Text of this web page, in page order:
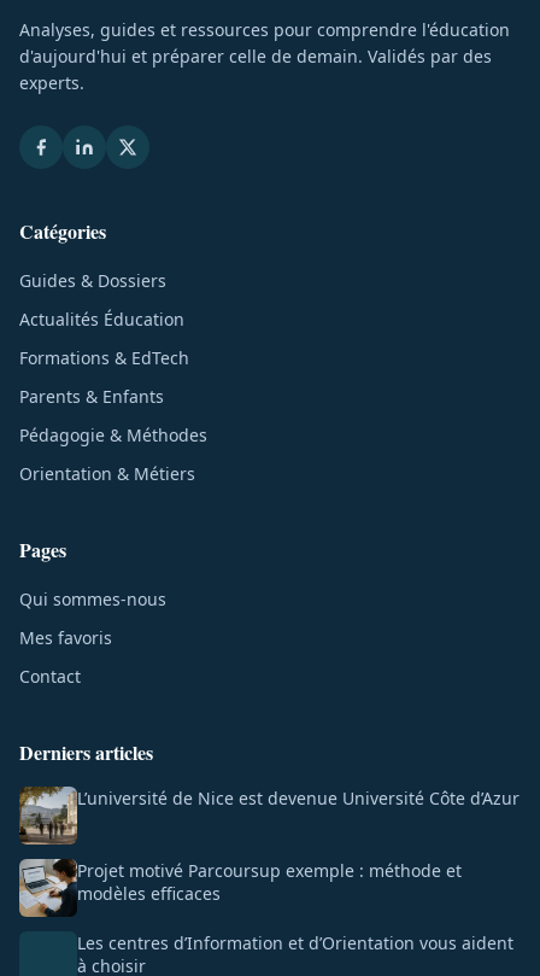
Analyses, guides et ressources pour comprendre l'éducation
d'aujourd'hui et préparer celle de demain. Validés par des
experts.
Catégories
Guides & Dossiers
Actualités Éducation
Formations & EdTech
Parents & Enfants
Pédagogie & Méthodes
Orientation & Métiers
Pages
Qui sommes-nous
Mes favoris
Contact
Derniers articles
L’université de Nice est devenue Université Côte d’Azur
Projet motivé Parcoursup exemple : méthode et
modèles efficaces
Les centres d’Information et d’Orientation vous aident
à choisir